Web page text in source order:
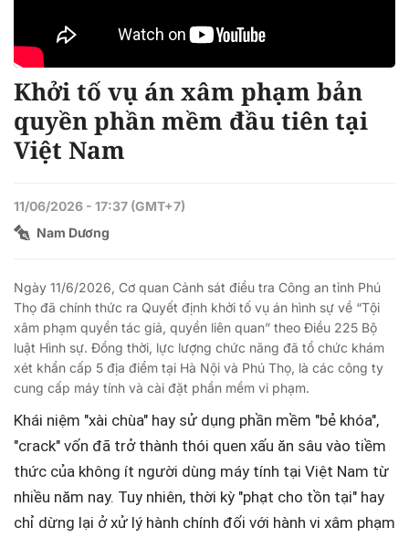
Khởi tố vụ án xâm phạm bản
quyền phần mềm đầu tiên tại
Việt Nam
11/06/2026 - 17:37 (GMT+7)
Nam Dương
Ngày 11/6/2026, Cơ quan Cảnh sát điều tra Công an tỉnh Phú
Thọ đã chính thức ra Quyết định khởi tố vụ án hình sự về “Tội
xâm phạm quyền tác giả, quyền liên quan” theo Điều 225 Bộ
luật Hình sự. Đồng thời, lực lượng chức năng đã tổ chức khám
xét khẩn cấp 5 địa điểm tại Hà Nội và Phú Thọ, là các công ty
cung cấp máy tính và cài đặt phần mềm vi phạm.
Khái niệm "xài chùa" hay sử dụng phần mềm "bẻ khóa",
"crack" vốn đã trở thành thói quen xấu ăn sâu vào tiềm
thức của không ít người dùng máy tính tại Việt Nam từ
nhiều năm nay. Tuy nhiên, thời kỳ "phạt cho tồn tại" hay
chỉ dừng lại ở xử lý hành chính đối với hành vi xâm phạm